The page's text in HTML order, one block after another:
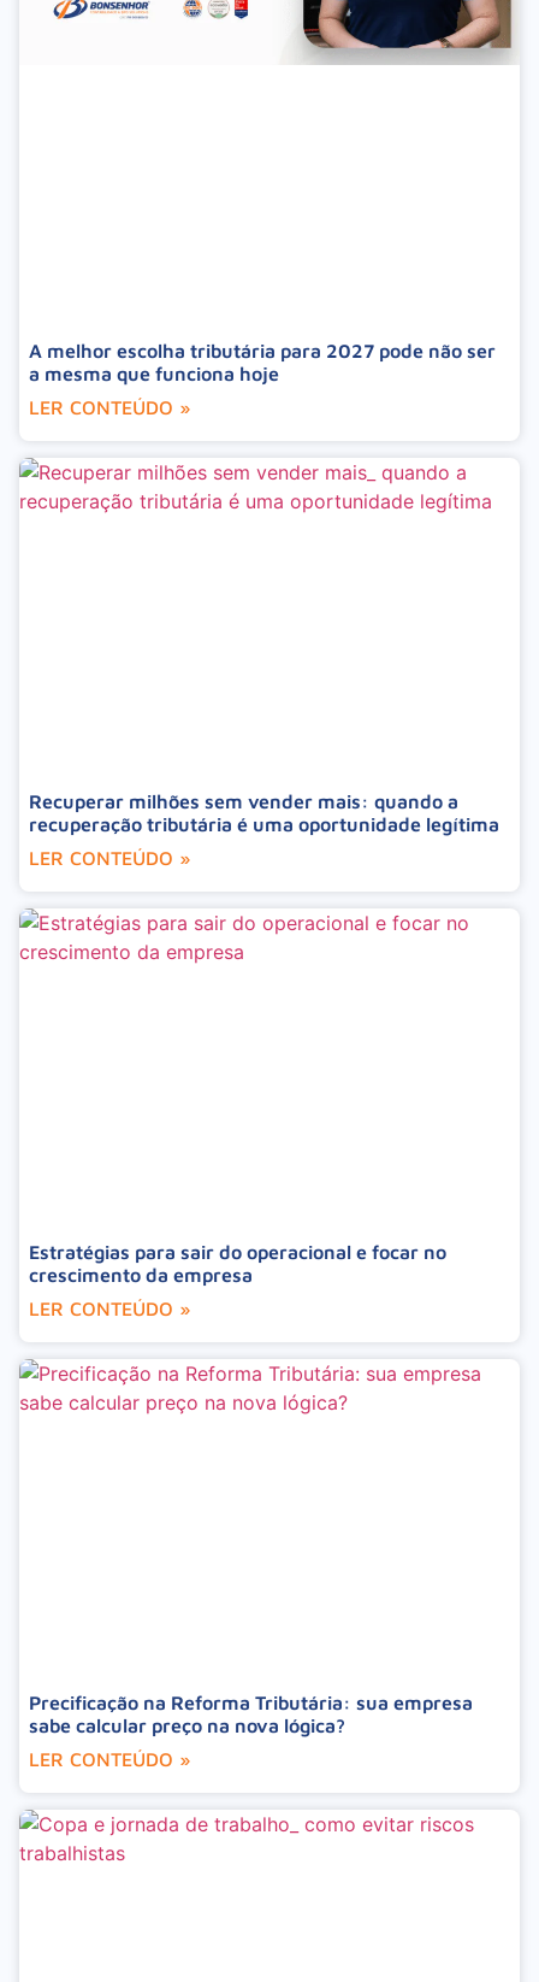
A melhor escolha tributária para 2027 pode não ser
a mesma que funciona hoje
LER CONTEÚDO »
Recuperar milhões sem vender mais: quando a
recuperação tributária é uma oportunidade legítima
LER CONTEÚDO »
Estratégias para sair do operacional e focar no
crescimento da empresa
LER CONTEÚDO »
Precificação na Reforma Tributária: sua empresa
sabe calcular preço na nova lógica?
LER CONTEÚDO »